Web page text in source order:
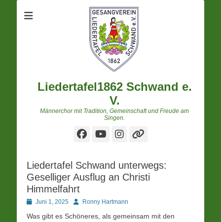
Liedertafel1862 Schwand e.
V.
Männerchor mit Tradition, Gemeinschaft und Freude am
Singen.
Facebook
YouTube
Instagram
Verknüpfung
Liedertafel Schwand unterwegs:
Geselliger Ausflug an Christi
Himmelfahrt
PostedJuni 1, 2025 AutorRonny Hartmann
Was gibt es Schöneres, als gemeinsam mit den